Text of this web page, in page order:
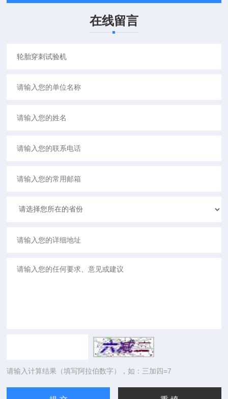
在线留言
请输入计算结果（填写阿拉伯数字），如：三加四=7